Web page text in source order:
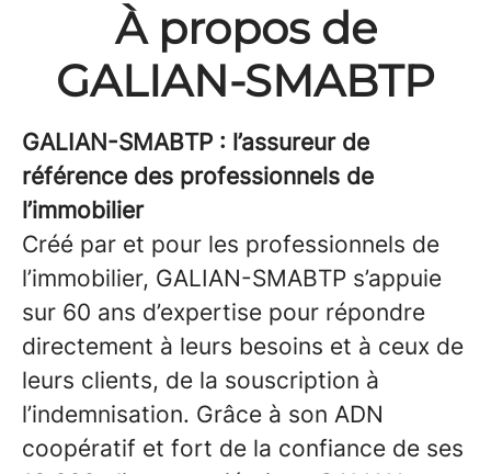
À propos de
GALIAN-SMABTP
GALIAN-SMABTP : l’assureur de
référence des professionnels de
l’immobilier
Créé par et pour les professionnels de
l’immobilier, GALIAN-SMABTP s’appuie
sur 60 ans d’expertise pour répondre
directement à leurs besoins et à ceux de
leurs clients, de la souscription à
l’indemnisation. Grâce à son ADN
coopératif et fort de la confiance de ses